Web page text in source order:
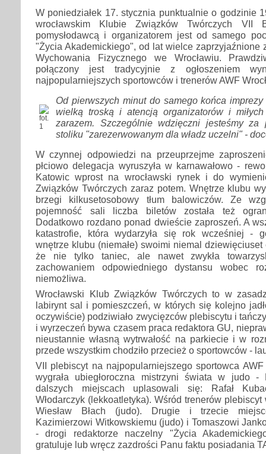
W poniedziałek 17. stycznia punktualnie o godzinie
wrocławskim Klubie Związków Twórczych VII
pomysłodawcą i organizatorem jest od samego
"Życia Akademickiego", od lat wielce zaprzyjaźnione
Wychowania Fizycznego we Wrocławiu.
połączony jest tradycyjnie z ogłoszeniem
najpopularniejszych sportowców i trenerów AWF
Od pierwszych minut do samego końca
wielką troską i atencją organizatorów i
zarazem. Szczególnie wdzięczni jesteśmy za
stoliku "zarezerwowanym dla władz uczelni" -
W czynnej odpowiedzi na przeuprzejme
płciowo delegacja wyruszyła w karnawałowo -
Katowic wprost na wrocławski rynek i do
Związków Twórczych zaraz potem. Wnętrze klubu
brzegi kilkusetosobowy tłum balowiczów. Ze
pojemność sali liczba biletów została też
Dodatkowo rozdano ponad dwieście zaproszeń. A
katastrofie, która wydarzyła się rok wcześniej -
wnętrze klubu (niemałe) swoimi niemal
że nie tylko taniec, ale nawet zwykła
zachowaniem odpowiedniego dystansu wobec
niemożliwa.
Wrocławski Klub Związków Twórczych to w
labirynt sal i pomieszczeń, w których się kolejno
oczywiście) podziwiało zwycięzców plebiscytu i
i wyrzeczeń bywa czasem praca redaktora GU,
nieustannie własną wytrwałość na parkiecie i w
przede wszystkim chodziło przecież o sportowców -
VII plebiscyt na najpopularniejszego sportowca
wygrała ubiegłoroczna mistrzyni świata w judo -
dalszych miejscach uplasowali się: Rafał
Włodarczyk (lekkoatletyka). Wśród trenerów
Wiesław Błach (judo). Drugie i trzecie
Kazimierzowi Witkowskiemu (judo) i Tomaszowi
- drogi redaktorze naczelny "Życia
gratuluje lub wręcz zazdrości Panu faktu posiadania